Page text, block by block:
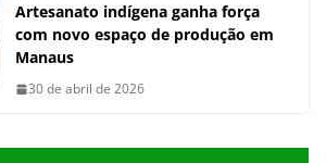
Artesanato indígena ganha força
com novo espaço de produção em
Manaus
30 de abril de 2026